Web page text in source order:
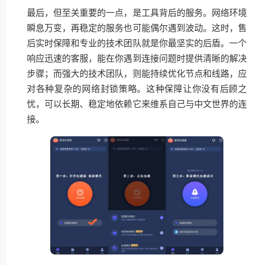
最后，但至关重要的一点，是工具背后的服务。网络环境
瞬息万变，再稳定的服务也可能偶尔遇到波动。这时，售
后实时保障和专业的技术团队就是你最坚实的后盾。一个
响应迅速的客服，能在你遇到连接问题时提供清晰的解决
步骤；而强大的技术团队，则能持续优化节点和线路，应
对各种复杂的网络封锁策略。这种保障让你没有后顾之
忧，可以长期、稳定地依赖它来维系自己与中文世界的连
接。